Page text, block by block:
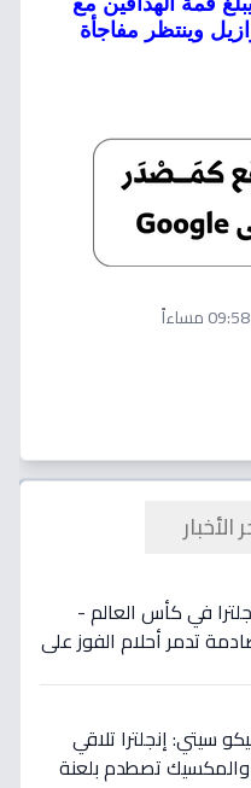
وينتظر مفاجأة
الأخبار
في كأس العالم -
تدمر أحلام الفوز على
سيتي: إنجلترا تلاقي
والمكسيك تصطدم بلعنة